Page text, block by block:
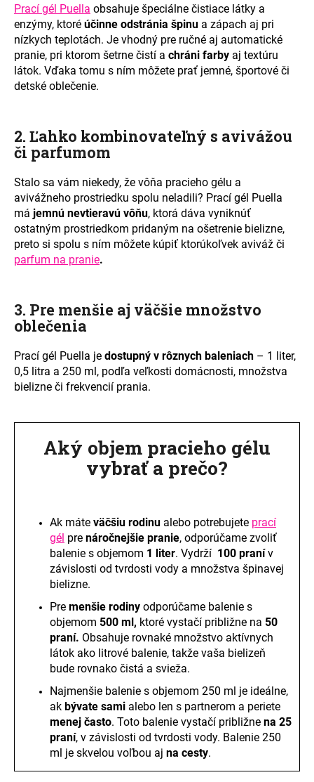
Prací gél Puella obsahuje špeciálne čistiace látky a
enzýmy, ktoré účinne odstránia špinu a zápach aj pri
nízkych teplotách. Je vhodný pre ručné aj automatické
pranie, pri ktorom šetrne čistí a chráni farby aj textúru
látok. Vďaka tomu s ním môžete prať jemné, športové či
detské oblečenie.
2. Ľahko kombinovateľný s avivážou
či parfumom
Stalo sa vám niekedy, že vôňa pracieho gélu a
avivážneho prostriedku spolu neladili? Prací gél Puella
má jemnú nevtieravú vôňu, ktorá dáva vyniknúť
ostatným prostriedkom pridaným na ošetrenie bielizne,
preto si spolu s ním môžete kúpiť ktorúkoľvek aviváž či
parfum na pranie.
3. Pre menšie aj väčšie množstvo
oblečenia
Prací gél Puella je dostupný v rôznych baleniach – 1 liter,
0,5 litra a 250 ml, podľa veľkosti domácnosti, množstva
bielizne či frekvencií prania.
Aký objem pracieho gélu
vybrať a prečo?
Ak máte väčšiu rodinu alebo potrebujete prací
gél pre náročnejšie pranie, odporúčame zvoliť
balenie s objemom 1 liter. Vydrží 100 pranív
závislosti od tvrdosti vody a množstva špinavej
bielizne.
Pre menšie rodiny odporúčame balenie s
objemom 500 ml, ktoré vystačí približne na 50
praní. Obsahuje rovnaké množstvo aktívnych
látok ako litrové balenie, takže vaša bielizeň
bude rovnako čistá a svieža.
Najmenšie balenie s objemom 250 ml je ideálne,
ak bývate sami alebo len s partnerom a periete
menej často. Toto balenie vystačí približne na 25
praní, v závislosti od tvrdosti vody. Balenie 250
ml je skvelou voľbou aj na cesty.
m
e